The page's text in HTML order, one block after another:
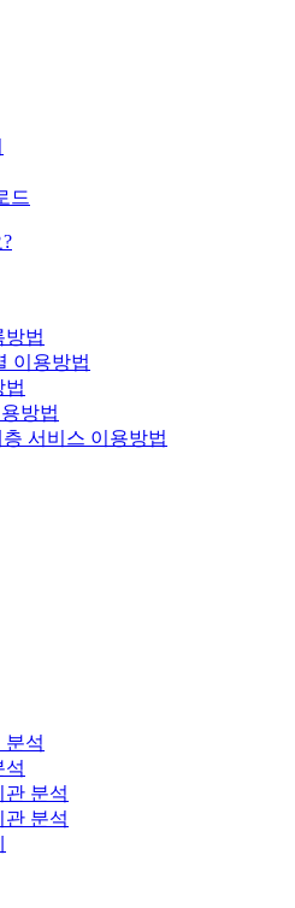
드
방법
이용방법
법
방법
서비스 이용방법
분석
석
관 분석
관 분석